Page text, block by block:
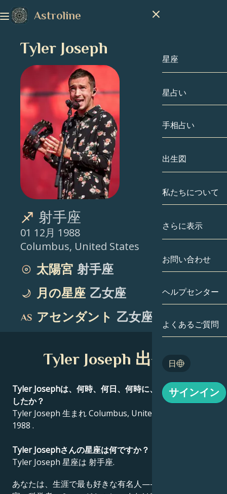
Astroline
星座
星座
山羊座
魚座
牡羊座
牡牛座
蟹座
獅子座
乙女座
射手座
星占い
手相占い
出生図
出生図
有名人
アストロカー
私たちについて
さらに表示
相性
タロット
エンジェルナ
お問い合わせ
ヘルプセンター
よくあるご質問
日
English
サインイン
Tyler Joseph
射手座
01 12月 1988
Columbus, United States
太陽宮 射手座
月の星座 乙女座
アセンダント 乙女座
Tyler Joseph 出生図
Tyler Josephは、何時、何日、何時に、どこで生まれま
したか？
Tyler Joseph 生まれ Columbus, United States 01 12月
1988 .
Tyler Josephさんの星座は何ですか？
Tyler Joseph 星座は 射手座.
あなたは、生涯で最も好きな有名人——政治家、発明